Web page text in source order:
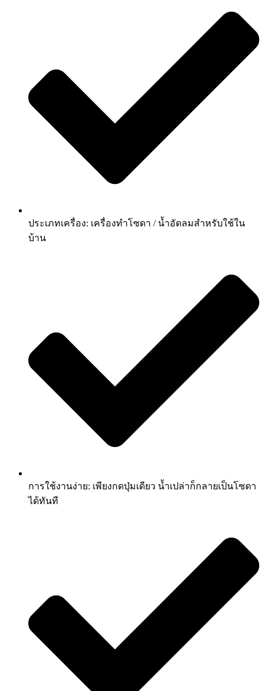
ประเภทเครื่อง: เครื่องทำโซดา / น้ำอัดลมสำหรับใช้ใน
บ้าน
การใช้งานง่าย: เพียงกดปุ่มเดียว น้ำเปล่าก็กลายเป็นโซดา
ได้ทันที